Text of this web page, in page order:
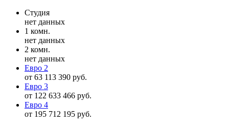
Студия
нет данных
1 комн.
нет данных
2 комн.
нет данных
Евро 2
от 63 113 390 руб.
Евро 3
от 122 633 466 руб.
Евро 4
от 195 712 195 руб.